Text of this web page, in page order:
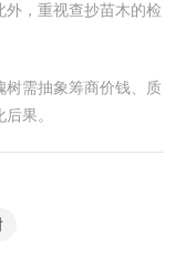
，重视查抄苗木的检
树需抽象筹商价钱、质
果。